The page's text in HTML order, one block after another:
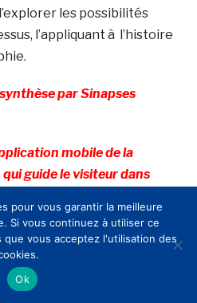
les possibilités
l’appliquant à l’histoire
par Sinapses
mobile de la
guide le visiteur dans
07/02/2025
Fondation Louis
sont membres du CLIC
pour vous garantir la meilleure
Si vous continuez à utiliser ce
vous acceptez l'utilisation des
Ok